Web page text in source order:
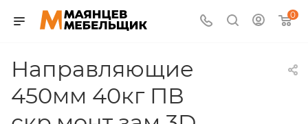
0
Направляющие
450мм 40кг ПВ